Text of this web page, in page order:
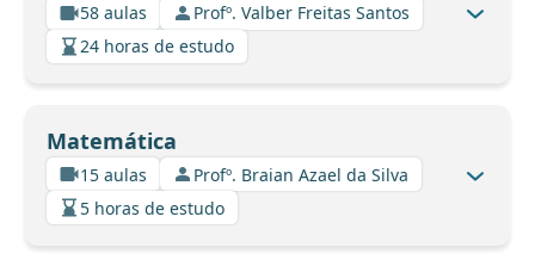
58 aulas
Profº. Valber Freitas Santos
24 horas de estudo
Matemática
15 aulas
Profº. Braian Azael da Silva
5 horas de estudo